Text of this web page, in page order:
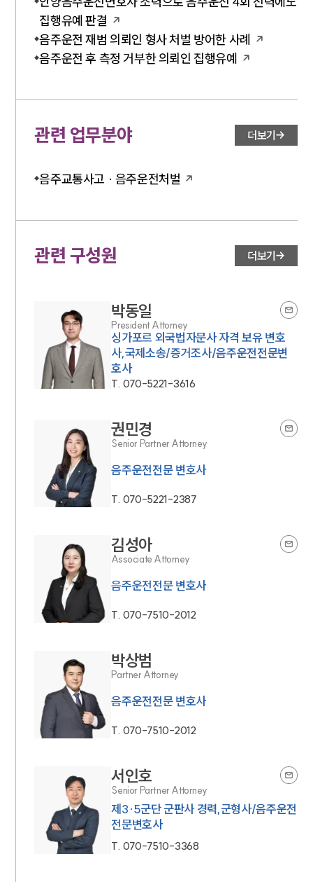
음주운전·교통사고전문변호사추천
언론보도
법률 블로그
세미나
대륜법률상담예약
대륜법률상담예약
집행유예 판결
음주운전 재범 의뢰인 형사 처벌 방어한 사례
음주운전 후 측정 거부한 의뢰인 집행유예
관련 업무분야 더보기
음주교통사고 · 음주운전처벌
관련 구성원 더보기
박동일
President Attorney
싱가포르 외국법자문사 자격 보유 변호
사,국제소송/증거조사/음주운전전문변
호사
T. 070-5221-3616
권민경
Senior Partner Attorney
음주운전전문 변호사
T. 070-5221-2387
김성아
Associate Attorney
음주운전전문 변호사
T. 070-7510-2012
박상범
Partner Attorney
음주운전전문 변호사
T. 070-7510-2012
서인호
Senior Partner Attorney
제3·5군단 군판사 경력,군형사/음주운전
전문변호사
T. 070-7510-3368